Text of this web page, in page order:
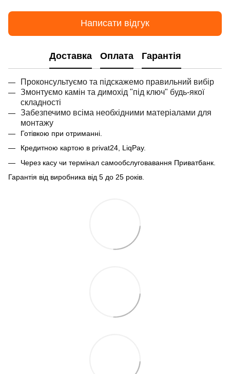
Написати відгук
Доставка Оплата Гарантія
Проконсультуємо та підскажемо правильний вибір
Змонтуємо камін та димохід "під ключ" будь-якої
складності
Забезпечимо всіма необхідними матеріалами для
монтажу
Готівкою при отриманні.
Кредитною картою в privat24, LiqPay.
Через касу чи термінал самообслуговавання Приватбанк.
Гарантія від виробника від 5 до 25 років.